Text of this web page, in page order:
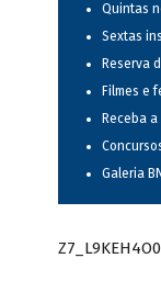
Quintas
Sextas
Reserva
Filmes e
Receba
Galeria